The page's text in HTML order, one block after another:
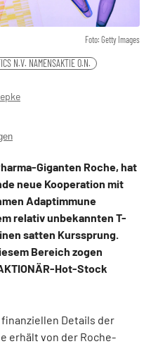
Foto: Getty Images
N.V. NAMENSAKTIE O.N.
Giganten Roche, hat
neue Kooperation mit
Adaptimmune
relativ unbekannten T-
satten Kurssprung.
Bereich zogen
Hot-Stock
Details der
erhält von der Roche-